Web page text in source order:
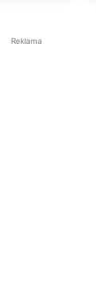
Reklama